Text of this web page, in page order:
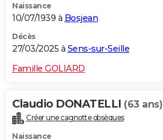
Naissance
10/07/1939 à Bosjean
Décès
27/03/2025 à Sens-sur-Seille
Famille GOLIARD
Claudio DONATELLI (63 ans)
Créer une cagnotte obsèques
Naissance